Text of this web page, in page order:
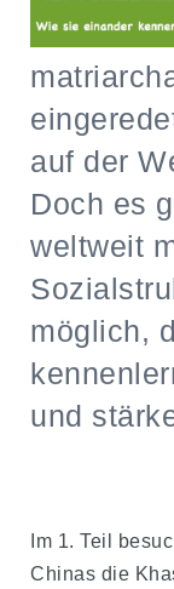
auf der
Doch es
weltweit
möglich,
und
Im 1. Teil
Chinas die